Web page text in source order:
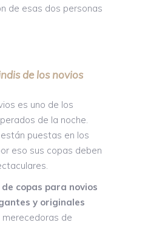
de esas dos personas
de los novios
es uno de los
de la noche.
puestas en los
eso sus copas deben
copas para novios
y originales
merecedoras de